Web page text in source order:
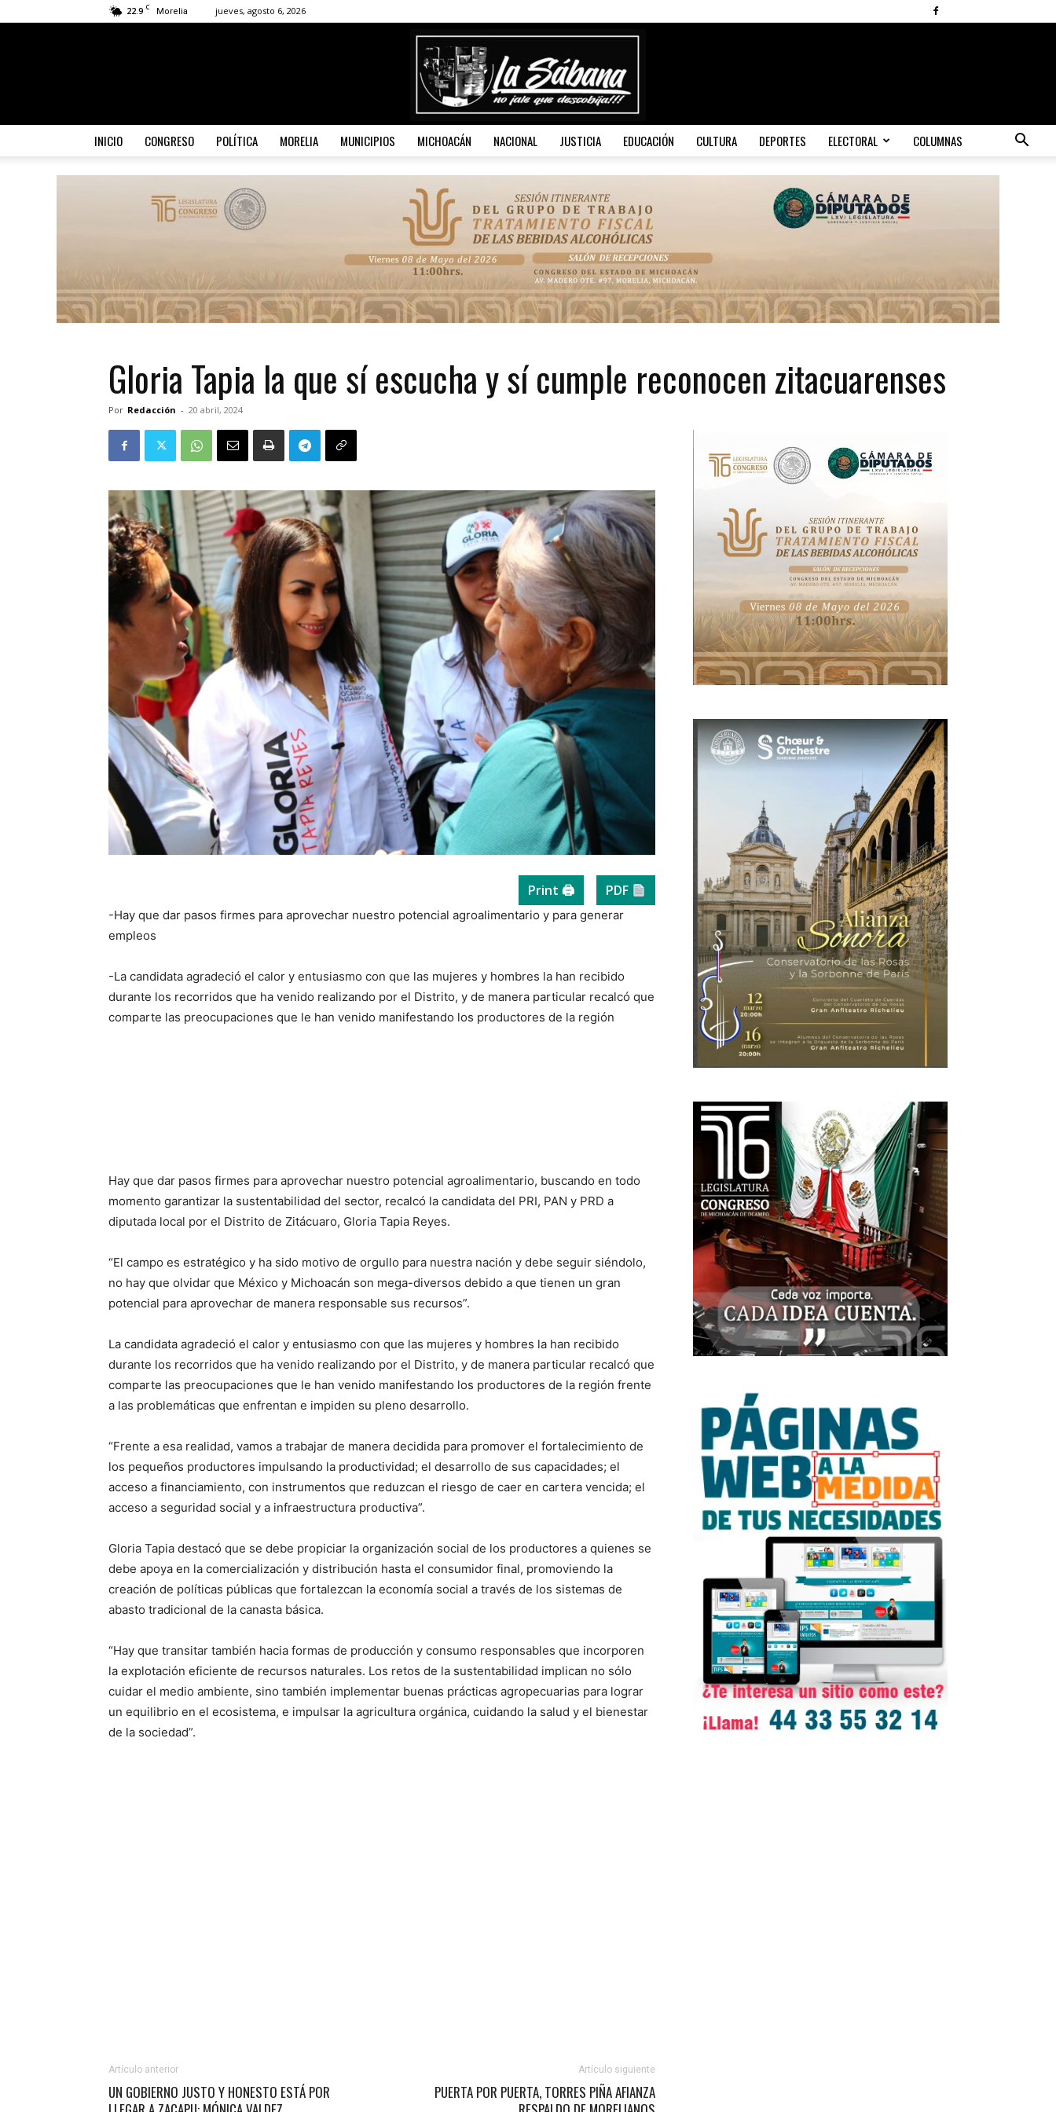
22.9 C Morelia jueves, agosto 6, 2026
Sábana
INICIO CONGRESO POLÍTICA MORELIA MUNICIPIOS MICHOACÁN NACIONAL JUSTICIA EDUCACIÓN CULTURA DEPORTES ELECTORAL COLUMNAS
Gloria Tapia la que sí escucha y sí cumple reconocen zitacuarenses
Por Redacción - 20 abril, 2024
Print 🖨 PDF
-Hay que dar pasos firmes para aprovechar nuestro potencial agroalimentario y para generar
empleos
-La candidata agradeció el calor y entusiasmo con que las mujeres y hombres la han recibido
durante los recorridos que ha venido realizando por el Distrito, y de manera particular recalcó que
comparte las preocupaciones que le han venido manifestando los productores de la región
Hay que dar pasos firmes para aprovechar nuestro potencial agroalimentario, buscando en todo
momento garantizar la sustentabilidad del sector, recalcó la candidata del PRI, PAN y PRD a
diputada local por el Distrito de Zitácuaro, Gloria Tapia Reyes.
“El campo es estratégico y ha sido motivo de orgullo para nuestra nación y debe seguir siéndolo,
no hay que olvidar que México y Michoacán son mega-diversos debido a que tienen un gran
potencial para aprovechar de manera responsable sus recursos”.
La candidata agradeció el calor y entusiasmo con que las mujeres y hombres la han recibido
durante los recorridos que ha venido realizando por el Distrito, y de manera particular recalcó que
comparte las preocupaciones que le han venido manifestando los productores de la región frente
a las problemáticas que enfrentan e impiden su pleno desarrollo.
“Frente a esa realidad, vamos a trabajar de manera decidida para promover el fortalecimiento de
los pequeños productores impulsando la productividad; el desarrollo de sus capacidades; el
acceso a financiamiento, con instrumentos que reduzcan el riesgo de caer en cartera vencida; el
acceso a seguridad social y a infraestructura productiva”.
Gloria Tapia destacó que se debe propiciar la organización social de los productores a quienes se
debe apoya en la comercialización y distribución hasta el consumidor final, promoviendo la
creación de políticas públicas que fortalezcan la economía social a través de los sistemas de
abasto tradicional de la canasta básica.
“Hay que transitar también hacia formas de producción y consumo responsables que incorporen
la explotación eficiente de recursos naturales. Los retos de la sustentabilidad implican no sólo
cuidar el medio ambiente, sino también implementar buenas prácticas agropecuarias para lograr
un equilibrio en el ecosistema, e impulsar la agricultura orgánica, cuidando la salud y el bienestar
de la sociedad”.
Artículo anterior
UN GOBIERNO JUSTO Y HONESTO ESTÁ POR
Artículo siguiente
PUERTA POR PUERTA, TORRES PIÑA AFIANZA